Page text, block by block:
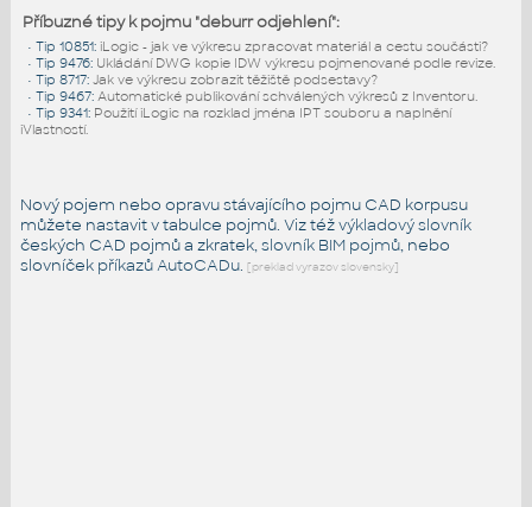
Příbuzné tipy k pojmu "deburr odjehlení":
• Tip 10851: iLogic - jak ve výkresu zpracovat materiál a cestu součásti?
• Tip 9476: Ukládání DWG kopie IDW výkresu pojmenované podle revize.
• Tip 8717: Jak ve výkresu zobrazit těžiště podsestavy?
• Tip 9467: Automatické publikování schválených výkresů z Inventoru.
• Tip 9341: Použití iLogic na rozklad jména IPT souboru a naplnění
iVlastností.
Nový pojem nebo opravu stávajícího pojmu CAD korpusu
můžete nastavit v tabulce pojmů. Viz téžvýkladový slovník
českých CAD pojmů a zkratek,slovník BIM pojmů, nebo
slovníček příkazů AutoCADu. [preklad vyrazov slovensky]